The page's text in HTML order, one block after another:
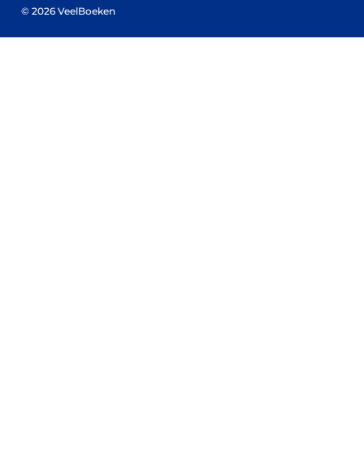
© 2026 VeelBoeken